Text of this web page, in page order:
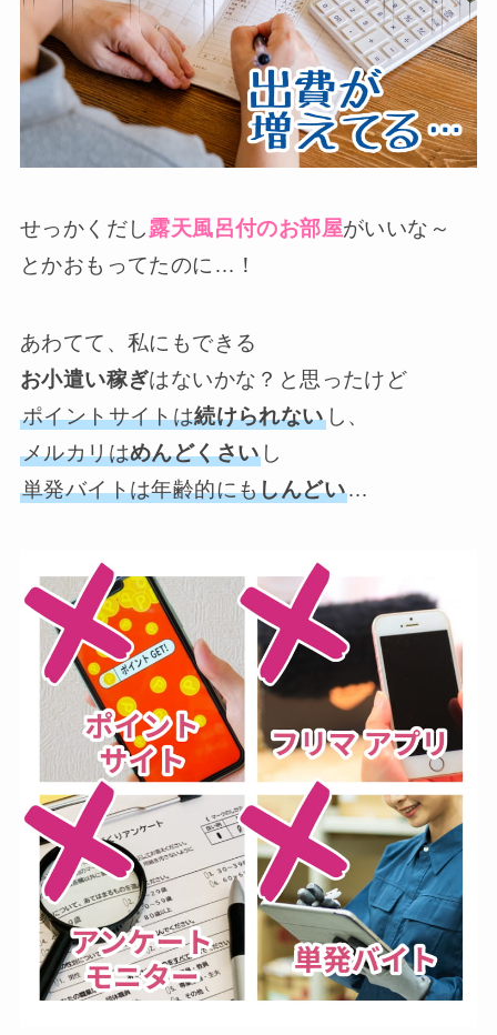
せっかくだし露天風呂付のお部屋がいいな～
とかおもってたのに…！
あわてて、私にもできる
お小遣い稼ぎはないかな？と思ったけど
ポイントサイトは続けられないし、
メルカリはめんどくさい し
単発バイトは年齢的にもしんどい…